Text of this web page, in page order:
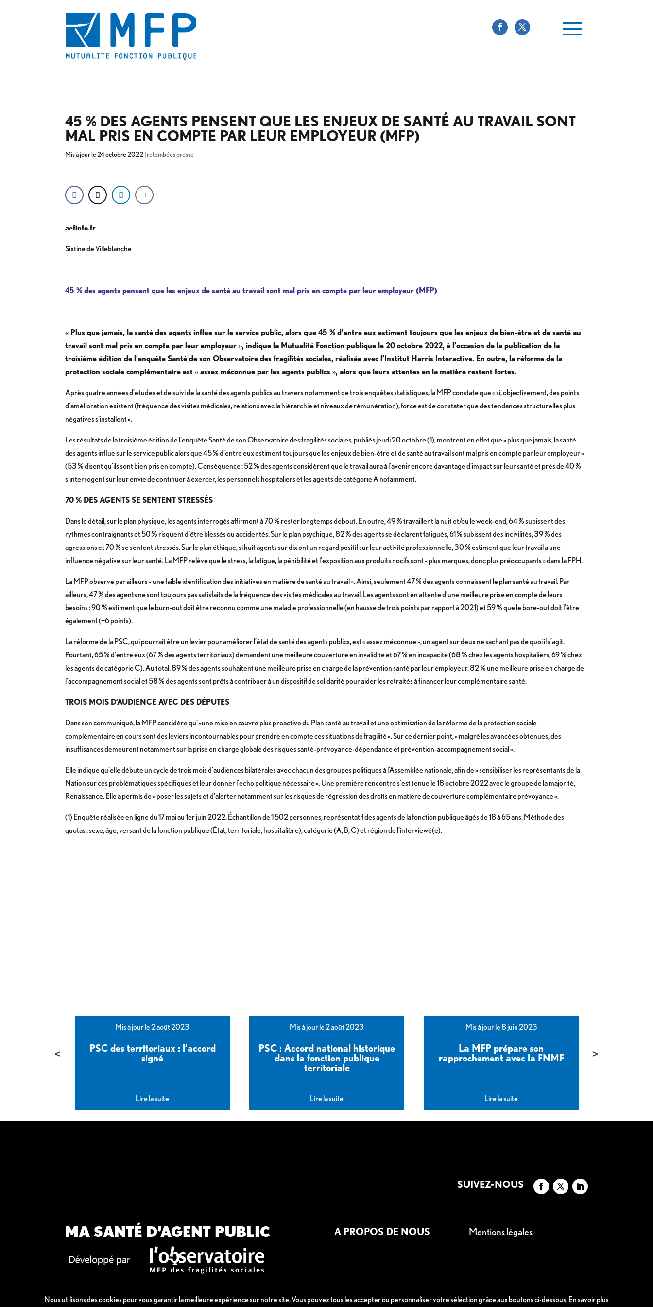
45 % DES AGENTS PENSENT QUE LES ENJEUX DE SANTÉ AU TRAVAIL SONT
MAL PRIS EN COMPTE PAR LEUR EMPLOYEUR (MFP)
Mis à jour le 24 octobre 2022|retombées presse
aefinfo.fr
Sixtine de Villeblanche
45 % des agents pensent que les enjeux de santé au travail sont mal pris en compte par leur employeur (MFP)
« Plus que jamais, la santé des agents influe sur le service public, alors que 45 % d’entre eux estiment toujours que les enjeux de bien-être et de santé au
travail sont mal pris en compte par leur employeur », indique la Mutualité Fonction publique le 20 octobre 2022, à l’occasion de la publication de la
troisième édition de l’enquête Santé de son Observatoire des fragilités sociales, réalisée avec l’Institut Harris Interactive. En outre, la réforme de la
protection sociale complémentaire est « assez méconnue par les agents publics », alors que leurs attentes en la matière restent fortes.
Après quatre années d’études et de suivi de la santé des agents publics au travers notamment de trois enquêtes statistiques, la MFP constate que « si, objectivement, des points
d’amélioration existent (fréquence des visites médicales, relations avec la hiérarchie et niveaux de rémunération), force est de constater que des tendances structurelles plus
négatives s’installent ».
Les résultats de la troisième édition de l’enquête Santé de son Observatoire des fragilités sociales, publiés jeudi 20 octobre (1), montrent en effet que « plus que jamais, la santé
des agents influe sur le service public alors que 45 % d’entre eux estiment toujours que les enjeux de bien-être et de santé au travail sont mal pris en compte par leur employeur »
(53 % disent qu’ils sont bien pris en compte). Conséquence : 52 % des agents considèrent que le travail aura à l’avenir encore davantage d’impact sur leur santé et près de 40 %
s’interrogent sur leur envie de continuer à exercer, les personnels hospitaliers et les agents de catégorie A notamment.
70 % DES AGENTS SE SENTENT STRESSÉS
Dans le détail, sur le plan physique, les agents interrogés affirment à 70 % rester longtemps debout. En outre, 49 % travaillent la nuit et/ou le week-end, 64 % subissent des
rythmes contraignants et 50 % risquent d’être blessés ou accidentés. Sur le plan psychique, 82 % des agents se déclarent fatigués, 61 % subissent des incivilités, 39 % des
agressions et 70 % se sentent stressés. Sur le plan éthique, si huit agents sur dix ont un regard positif sur leur activité professionnelle, 30 % estiment que leur travail a une
influence négative sur leur santé. La MFP relève que le stress, la fatigue, la pénibilité et l’exposition aux produits nocifs sont « plus marqués, donc plus préoccupants » dans la FPH.
La MFP observe par ailleurs « une faible identification des initiatives en matière de santé au travail ». Ainsi, seulement 47 % des agents connaissent le plan santé au travail. Par
ailleurs, 47 % des agents ne sont toujours pas satisfaits de la fréquence des visites médicales au travail. Les agents sont en attente d’une meilleure prise en compte de leurs
besoins : 90 % estiment que le burn-out doit être reconnu comme une maladie professionnelle (en hausse de trois points par rapport à 2021) et 59 % que le bore-out doit l’être
également (+6 points).
La réforme de la PSC, qui pourrait être un levier pour améliorer l’état de santé des agents publics, est « assez méconnue », un agent sur deux ne sachant pas de quoi il s’agit.
Pourtant, 65 % d’entre eux (67 % des agents territoriaux) demandent une meilleure couverture en invalidité et 67 % en incapacité (68 % chez les agents hospitaliers, 69 % chez
les agents de catégorie C). Au total, 89 % des agents souhaitent une meilleure prise en charge de la prévention santé par leur employeur, 82 % une meilleure prise en charge de
l’accompagnement social et 58 % des agents sont prêts à contribuer à un dispositif de solidarité pour aider les retraités à financer leur complémentaire santé.
TROIS MOIS D’AUDIENCE AVEC DES DÉPUTÉS
Dans son communiqué, la MFP considère qu' »une mise en œuvre plus proactive du Plan santé au travail et une optimisation de la réforme de la protection sociale
complémentaire en cours sont des leviers incontournables pour prendre en compte ces situations de fragilité ». Sur ce dernier point, « malgré les avancées obtenues, des
insuffisances demeurent notamment sur la prise en charge globale des risques santé-prévoyance-dépendance et prévention-accompagnement social ».
Elle indique qu’elle débute un cycle de trois mois d’audiences bilatérales avec chacun des groupes politiques à l’Assemblée nationale, afin de « sensibiliser les représentants de la
Nation sur ces problématiques spécifiques et leur donner l’écho politique nécessaire ». Une première rencontre s’est tenue le 18 octobre 2022 avec le groupe de la majorité,
Renaissance. Elle a permis de « poser les sujets et d’alerter notamment sur les risques de régression des droits en matière de couverture complémentaire prévoyance ».
(1) Enquête réalisée en ligne du 17 mai au 1er juin 2022. Échantillon de 1 502 personnes, représentatif des agents de la fonction publique âgés de 18 à 65 ans. Méthode des
quotas : sexe, âge, versant de la fonction publique (État, territoriale, hospitalière), catégorie (A, B, C) et région de l’interviewé(e).
Mis à jour le 2 août 2023
PSC des territoriaux : l’accord
signé
Lire la suite
Mis à jour le 2 août 2023
PSC : Accord national historique
dans la fonction publique
territoriale
Lire la suite
Mis à jour le 8 juin 2023
La MFP prépare son
rapprochement avec la FNMF
Lire la suite
SUIVEZ-NOUS
MA SANTÉ D’AGENT PUBLIC A PROPOS DE NOUS Mentions légales
Nous utilisons des cookies pour vous garantir la meilleure expérience sur notre site. Vous pouvez tous les accepter ou personnaliser votre séléction grâce aux boutons ci-dessous.En savoir plus